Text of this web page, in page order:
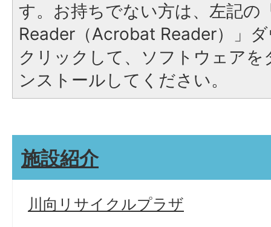
す。お持ちでない方は、左記の
Reader（Acrobat Reader）」
クリックして、ソフトウェア
ンストールしてください。
施設紹介
川向リサイクルプラザ